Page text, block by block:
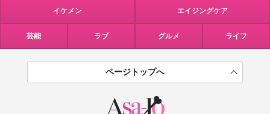
イケメン エイジングケア
芸能 ラブ グルメ ライフ
ページトップへ